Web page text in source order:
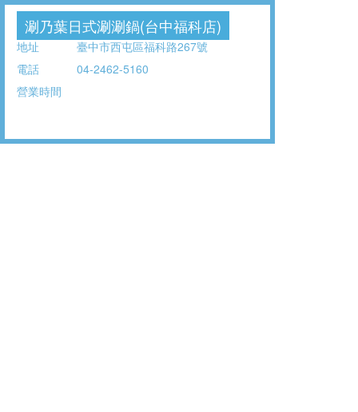
涮乃葉日式涮涮鍋(台中福科店)
地址
臺中市西屯區福科路267號
電話
04-2462-5160
營業時間